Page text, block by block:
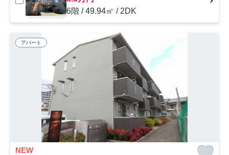
6階 / 49.94㎡ / 2DK
アパート
NEW